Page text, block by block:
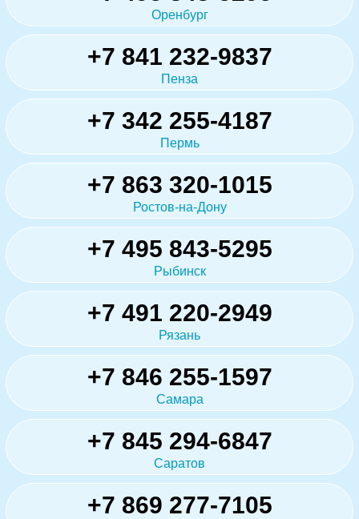
Оренбург
+7 841 232-9837
Пенза
+7 342 255-4187
Пермь
+7 863 320-1015
Ростов-на-Дону
+7 495 843-5295
Рыбинск
+7 491 220-2949
Рязань
+7 846 255-1597
Самара
+7 845 294-6847
Саратов
+7 869 277-7105